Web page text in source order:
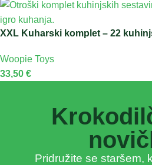
XXL Kuharski komplet – 22
Woopie Toys
33,50 €
Pridružite se staršem,